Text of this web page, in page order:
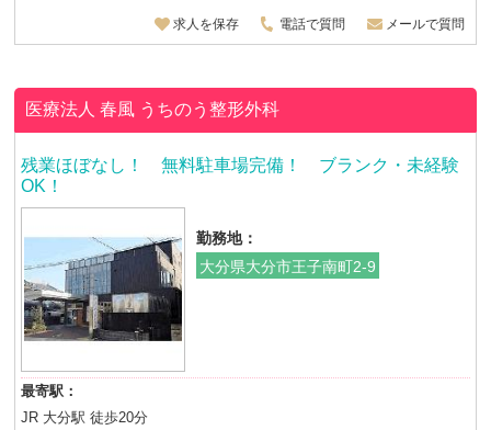
求人を保存 電話で質問 メールで質問
医療法人 春風 うちのう整形外科
残業ほぼなし！ 無料駐車場完備！ ブランク・未経験
OK！
勤務地：
大分県大分市王子南町2-9
最寄駅：
JR 大分駅 徒歩20分